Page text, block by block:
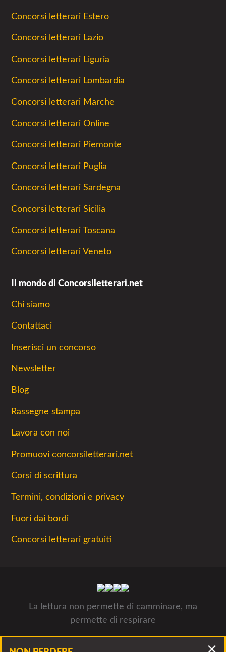
Concorsi letterari Estero
Concorsi letterari Lazio
Concorsi letterari Liguria
Concorsi letterari Lombardia
Concorsi letterari Marche
Concorsi letterari Online
Concorsi letterari Piemonte
Concorsi letterari Puglia
Concorsi letterari Sardegna
Concorsi letterari Sicilia
Concorsi letterari Toscana
Concorsi letterari Veneto
Il mondo di Concorsiletterari.net
Chi siamo
Contattaci
Inserisci un concorso
Newsletter
Blog
Rassegne stampa
Lavora con noi
Promuovi concorsiletterari.net
Corsi di scrittura
Termini, condizioni e privacy
Fuori dai bordi
Concorsi letterari gratuiti
La lettura non permette di camminare, ma
permette di respirare